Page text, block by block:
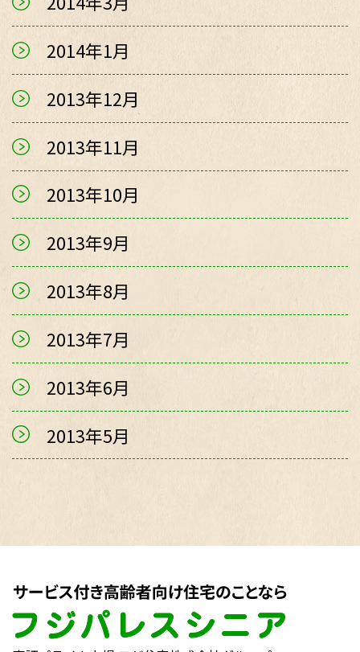
2014年1月
2013年12月
2013年11月
2013年10月
2013年9月
2013年8月
2013年7月
2013年6月
2013年5月